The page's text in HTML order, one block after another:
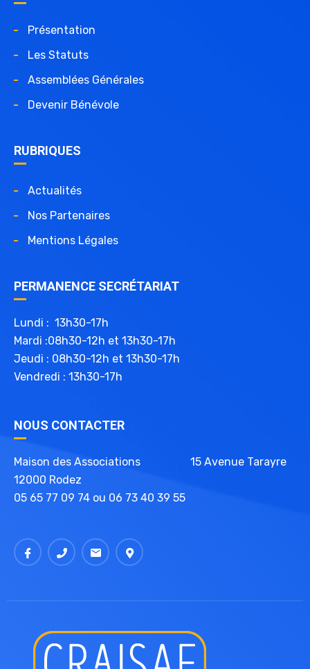
Présentation
Les Statuts
Assemblées Générales
Devenir Bénévole
RUBRIQUES
Actualités
Nos Partenaires
Mentions Légales
PERMANENCE SECRÉTARIAT
Lundi : 13h30-17h
Mardi :08h30-12h et 13h30-17h
Jeudi : 08h30-12h et 13h30-17h
Vendredi : 13h30-17h
NOUS CONTACTER
Maison des Associations 15 Avenue Tarayre
12000 Rodez
05 65 77 09 74 ou 06 73 40 39 55